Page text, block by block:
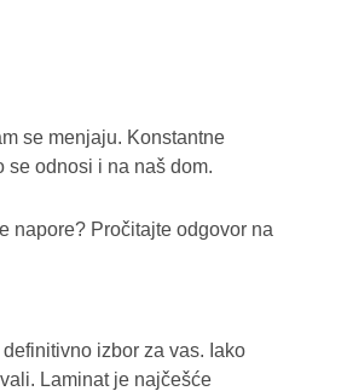
se menjaju. Konstantne
se odnosi i na naš dom.
napore? Pročitajte odgovor na
izbor za vas. Iako
Laminat je najčešće